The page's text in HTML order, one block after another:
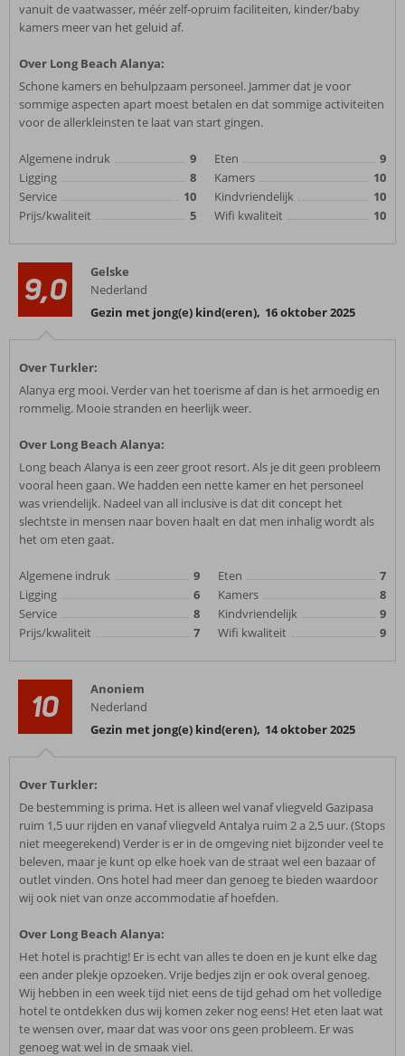
vanuit de vaatwasser, méér zelf-opruim faciliteiten, kinder/baby
kamers meer van het geluid af.
Over Long Beach Alanya:
Schone kamers en behulpzaam personeel. Jammer dat je voor
sommige aspecten apart moest betalen en dat sommige activiteiten
voor de allerkleinsten te laat van start gingen.
Algemene indruk
9
Ligging
8
Service
10
Prijs/kwaliteit
5
Eten
9
Kamers
10
Kindvriendelijk
10
Wifi kwaliteit
10
9,0
Gelske
Nederland
Gezin met jong(e) kind(eren), 16 oktober 2025
Over Turkler:
Alanya erg mooi. Verder van het toerisme af dan is het armoedig en
rommelig. Mooie stranden en heerlijk weer.
Over Long Beach Alanya:
Long beach Alanya is een zeer groot resort. Als je dit geen probleem
vooral heen gaan. We hadden een nette kamer en het personeel
was vriendelijk. Nadeel van all inclusive is dat dit concept het
slechtste in mensen naar boven haalt en dat men inhalig wordt als
het om eten gaat.
Algemene indruk
9
Ligging
6
Service
8
Prijs/kwaliteit
7
Eten
7
Kamers
8
Kindvriendelijk
9
Wifi kwaliteit
9
10
Anoniem
Nederland
Gezin met jong(e) kind(eren), 14 oktober 2025
Over Turkler:
De bestemming is prima. Het is alleen wel vanaf vliegveld Gazipasa
ruim 1,5 uur rijden en vanaf vliegveld Antalya ruim 2 a 2,5 uur. (Stops
niet meegerekend) Verder is er in de omgeving niet bijzonder veel te
beleven, maar je kunt op elke hoek van de straat wel een bazaar of
outlet vinden. Ons hotel had meer dan genoeg te bieden waardoor
wij ook niet van onze accommodatie af hoefden.
Over Long Beach Alanya:
Het hotel is prachtig! Er is echt van alles te doen en je kunt elke dag
een ander plekje opzoeken. Vrije bedjes zijn er ook overal genoeg.
Wij hebben in een week tijd niet eens de tijd gehad om het volledige
hotel te ontdekken dus wij komen zeker nog eens! Het eten laat wat
te wensen over, maar dat was voor ons geen probleem. Er was
genoeg wat wel in de smaak viel.